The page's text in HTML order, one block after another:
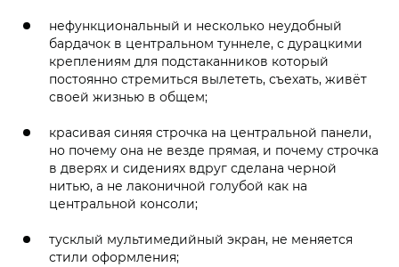
нефункциональный и несколько неудобный
бардачок в центральном туннеле, с дурацкими
креплениям для подстаканников который
постоянно стремиться вылететь, съехать, живёт
своей жизнью в общем;
красивая синяя строчка на центральной панели,
но почему она не везде прямая, и почему строчка
в дверях и сидениях вдруг сделана черной
нитью, а не лаконичной голубой как на
центральной консоли;
тусклый мультимедийный экран, не меняется
стили оформления;